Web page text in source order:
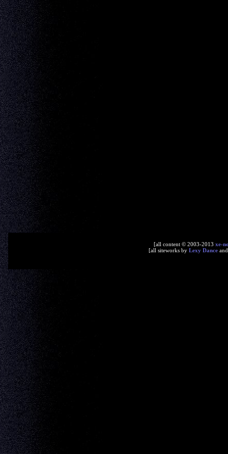
[all content © 2003-2013 xe-
[all siteworks by Lexy Dance